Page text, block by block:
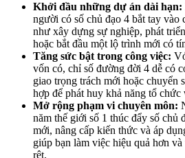
Khởi đầu những dự án dài hạn:
người có số chủ đạo 4 bắt tay vào
như xây dựng sự nghiệp, phát
hoặc bắt đầu một lộ trình mới có
Tăng sức bật trong công việc:
vốn có, chỉ số đường đời 4 dễ có
giao trọng trách mới hoặc chuyển
hợp để phát huy khả năng tổ chức
Mở rộng phạm vi chuyên môn:
năm thế giới số 1 thúc đẩy số chủ
mới, nâng cấp kiến thức và áp
giúp bạn làm việc hiệu quả hơn
rệt.